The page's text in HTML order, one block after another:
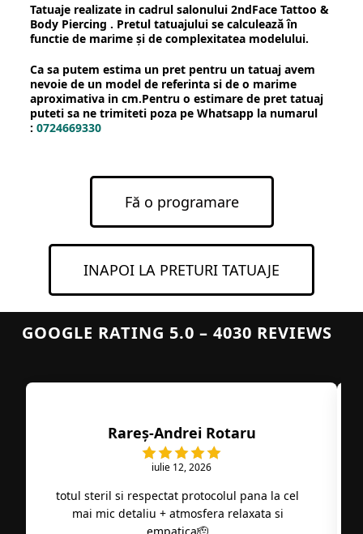
Tatuaje realizate in cadrul salonului 2ndFace Tattoo &
Body Piercing . Pretul tatuajului se calculează în
functie de marime şi de complexitatea modelului.
Ca sa putem estima un pret pentru un tatuaj avem
nevoie de un model de referinta si de o marime
aproximativa in cm.Pentru o estimare de pret tatuaj
puteti sa ne trimiteti poza pe Whatsapp la numarul
: 0724669330
Fă o programare
INAPOI LA PRETURI TATUAJE
GOOGLE RATING 5.0 – 4030 REVIEWS
Rareș-Andrei Rotaru
iulie 12, 2026
totul steril si respectat protocolul pana la cel
mai mic detaliu + atmosfera relaxata si